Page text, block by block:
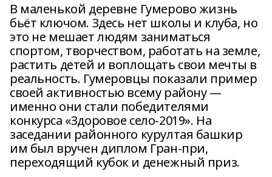
В маленькой деревне Гумерово жизнь
бьёт ключом. Здесь нет школы и клуба, но
это не мешает людям заниматься
спортом, творчеством, работать на земле,
растить детей и воплощать свои мечты в
реальность. Гумеровцы показали пример
своей активностью всему району —
именно они стали победителями
конкурса «Здоровое село-2019». На
заседании районного курултая башкир
им был вручен диплом Гран-при,
переходящий кубок и денежный приз.